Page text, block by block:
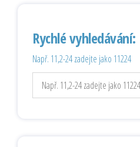
Rychlé vyhledávání:
Např. 11,2-24 zadejte jako 11224